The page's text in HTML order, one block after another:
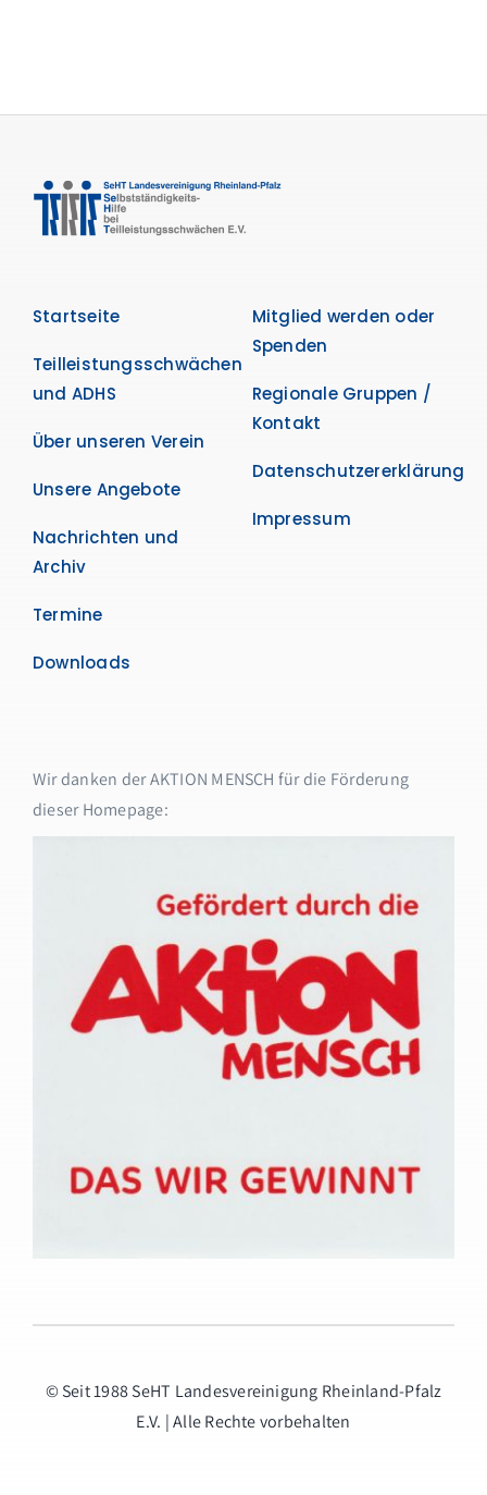
Startseite
Teilleistungsschwächen
und ADHS
Über unseren Verein
Unsere Angebote
Nachrichten und
Archiv
Termine
Downloads
Mitglied werden oder
Spenden
Regionale Gruppen /
Kontakt
Datenschutzererklärung
Impressum
Wir danken der AKTION MENSCH für die Förderung
dieser Homepage:
© Seit 1988 SeHT Landesvereinigung Rheinland-Pfalz
E.V. | Alle Rechte vorbehalten